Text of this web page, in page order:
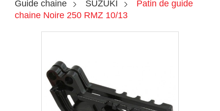
Guide chaine
SUZUKI
Patin de guide
chaine Noire 250 RMZ 10/13